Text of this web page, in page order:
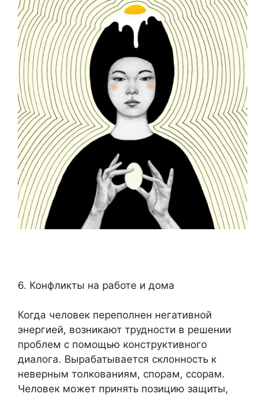
6. Конфликты на работе и дома
Когда человек переполнен негативной
энергией, возникают трудности в решении
проблем с помощью конструктивного
диалога. Вырабатывается склонность к
неверным толкованиям, спорам, ссорам.
Человек может принять позицию защиты,